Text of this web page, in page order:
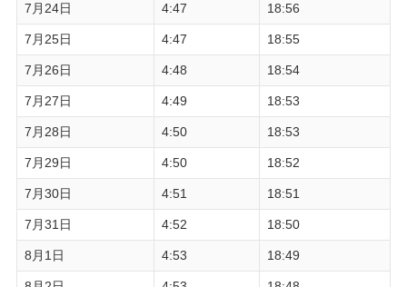
7月24日 4:47 18:56
7月25日 4:47 18:55
7月26日 4:48 18:54
7月27日 4:49 18:53
7月28日 4:50 18:53
7月29日 4:50 18:52
7月30日 4:51 18:51
7月31日 4:52 18:50
8月1日 4:53 18:49